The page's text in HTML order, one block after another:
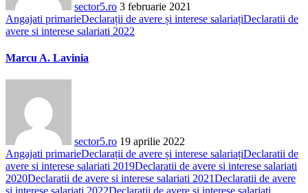
sector5.ro 3 februarie 2021
Angajati primarieDeclarații de avere și interese salariațiDeclaratii de
avere si interese salariati 2022
Marcu A. Lavinia
sector5.ro 19 aprilie 2022
Angajati primarieDeclarații de avere și interese salariațiDeclaratii de
avere si interese salariati 2019Declaratii de avere si interese salariati
2020Declaratii de avere si interese salariati 2021Declaratii de avere
si interese salariati 2022Declaratii de avere si interese salariati